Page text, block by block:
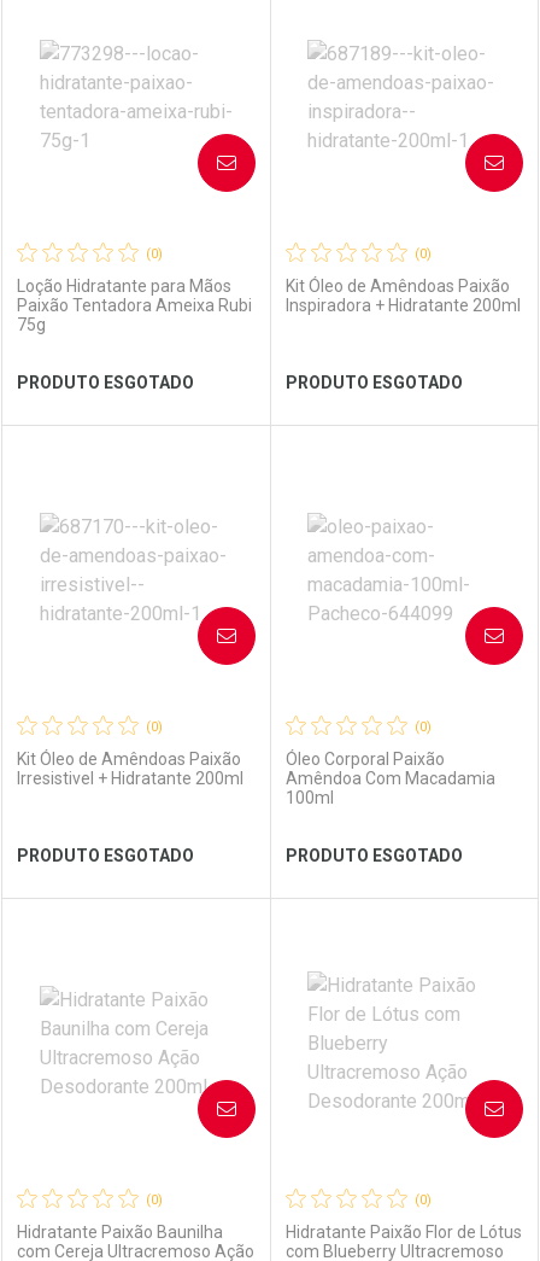
Laboratório
Ver Desconto Convênio
Por Menos Laboratório
Ver Desconto Convênio
Por Menos
(0)
Loção Hidratante para Mãos
Paixão Tentadora Ameixa Rubi
75g
PRODUTO ESGOTADO
AVISE-ME
Laboratório
Ver Desconto Convênio
Por Menos
(0)
Kit Óleo de Amêndoas Paixão
Inspiradora + Hidratante 200ml
PRODUTO ESGOTADO
AVISE-ME
Laboratório
Ver Desconto Convênio
Por Menos
(0)
Kit Óleo de Amêndoas Paixão
Irresistivel + Hidratante 200ml
PRODUTO ESGOTADO
AVISE-ME
Laboratório
Por Menos
(0)
Óleo Corporal Paixão
Amêndoa Com Macadamia
100ml
PRODUTO ESGOTADO
AVISE-ME
Laboratório
Por Menos
(0)
Hidratante Paixão Baunilha
com Cereja Ultracremoso Ação
AVISE-ME
(0)
Hidratante Paixão Flor de Lótus
com Blueberry Ultracremoso
AVISE-ME